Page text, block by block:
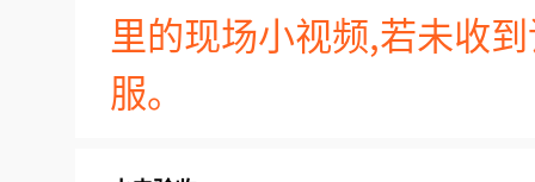
里的现场小视频,若未收
服。